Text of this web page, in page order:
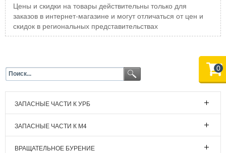
Цены и скидки на товары действительны только для
заказов в интернет-магазине и могут отличаться от цен и
скидок в региональных представительствах
ЗАПАСНЫЕ ЧАСТИ К УРБ
ЗАПАСНЫЕ ЧАСТИ К М4
ВРАЩАТЕЛЬНОЕ БУРЕНИЕ
0